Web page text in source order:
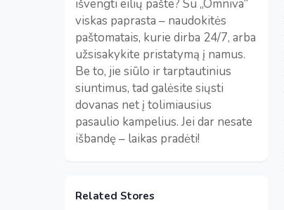
išvengti eilių pašte? Su „Omniva“
viskas paprasta – naudokitės
paštomatais, kurie dirba 24/7, arba
užsisakykite pristatymą į namus.
Be to, jie siūlo ir tarptautinius
siuntimus, tad galėsite siųsti
dovanas net į tolimiausius
pasaulio kampelius. Jei dar nesate
išbandę – laikas pradėti!
Related Stores